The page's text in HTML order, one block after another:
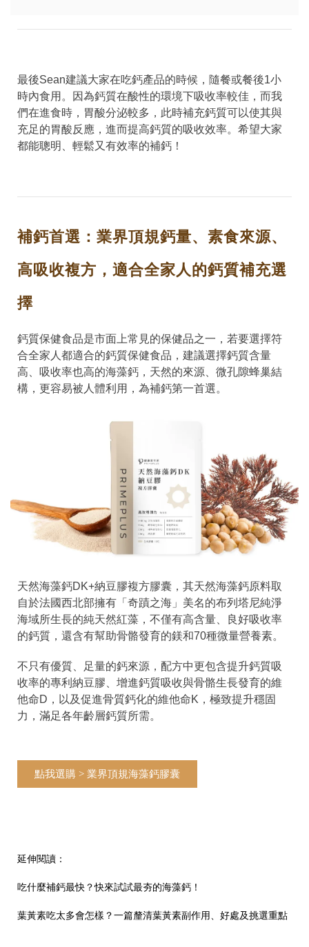
最後Sean建議大家在吃鈣產品的時候，隨餐或餐後1小
時內食用。因為鈣質在酸性的環境下吸收率較佳，而我
們在進食時，胃酸分泌較多，此時補充鈣質可以使其與
充足的胃酸反應，進而提高鈣質的吸收效率。希望大家
都能聰明、輕鬆又有效率的補鈣！
補鈣首選：業界頂規鈣量、素食來源、
高吸收複方，適合全家人的鈣質補充選
擇
鈣質保健食品是市面上常見的保健品之一，若要選擇符
合全家人都適合的鈣質保健食品，建議選擇鈣質含量
高、吸收率也高的海藻鈣，天然的來源、微孔隙蜂巢結
構，更容易被人體利用，為補鈣第一首選。
天然海藻鈣DK+納豆膠複方膠囊，其天然海藻鈣原料取
自於法國西北部擁有「奇蹟之海」美名的布列塔尼純淨
海域所生長的純天然紅藻，不僅有高含量、良好吸收率
的鈣質，還含有幫助骨骼發育的鎂和70種微量營養素。
不只有優質、足量的鈣來源，配方中更包含提升鈣質吸
收率的專利納豆膠、增進鈣質吸收與骨骼生長發育的維
他命D，以及促進骨質鈣化的維他命K，極致提升穩固
力，滿足各年齡層鈣質所需。
點我選購 > 業界頂規海藻鈣膠囊
延伸閱讀：
吃什麼補鈣最快？快來試試最夯的海藻鈣！
葉黃素吃太多會怎樣？一篇釐清葉黃素副作用、好處及挑選重點